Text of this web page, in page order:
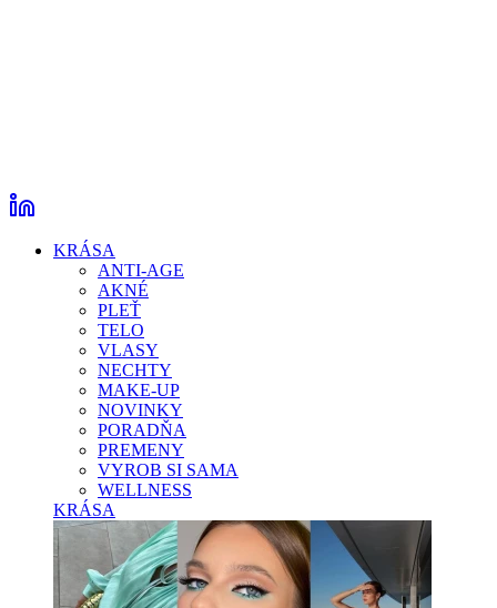
KRÁSA
ANTI-AGE
AKNÉ
PLEŤ
TELO
VLASY
NECHTY
MAKE-UP
NOVINKY
PORADŇA
PREMENY
VYROB SI SAMA
WELLNESS
KRÁSA